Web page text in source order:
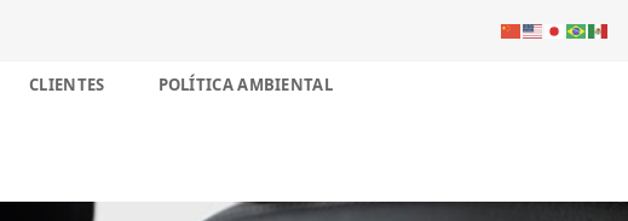
CLIENTES POLÍTICA AMBIENTAL